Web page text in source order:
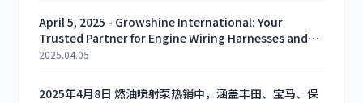
April 5, 2025 - Growshine International: Your
Trusted Partner for Engine Wiring Harnesses and
Mechanical Parts
2025.04.05
2025年4月8日 燃油喷射泵热销中，涵盖丰田、宝马、保